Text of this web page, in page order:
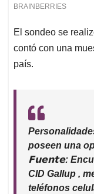
El sondeo se
contó con una
país.
poseen una
𝗙𝘂𝗲𝗻𝘁𝗲:
CID Gallup ,
teléfonos